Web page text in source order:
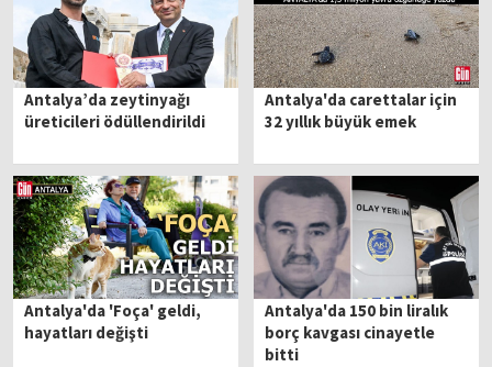
Antalya’da zeytinyağı
üreticileri ödüllendirildi
Antalya'da carettalar için
32 yıllık büyük emek
Antalya'da 'Foça' geldi,
hayatları değişti
Antalya'da 150 bin liralık
borç kavgası cinayetle
bitti